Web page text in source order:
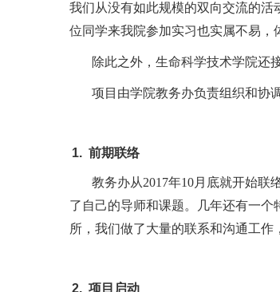
我们从没有如此规模的双向交流的
位同学来我院参加实习也实属不易，
除此之外，生命科学技术学院还
项目由学院教务办负责组织和协
前期联络
教务办从2017年10月底就开始联
了自己的导师和课题。几年还有一
所，我们做了大量的联系和沟通工作
项目启动